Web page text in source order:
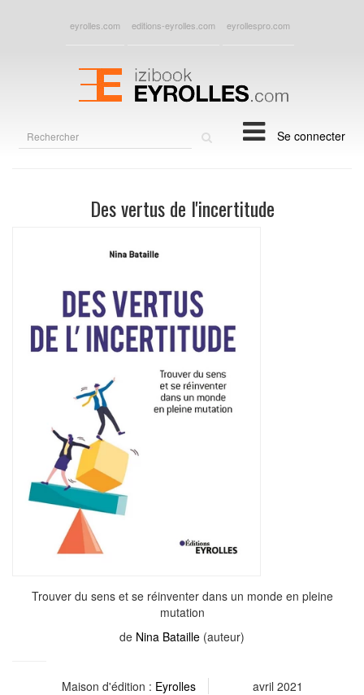
eyrolles.com editions-eyrolles.com eyrollespro.com
Se connecter
Des vertus de l'incertitude
Trouver du sens et se réinventer dans un monde en pleine
mutation
de Nina Bataille (auteur)
Maison d'édition : Eyrolles avril 2021